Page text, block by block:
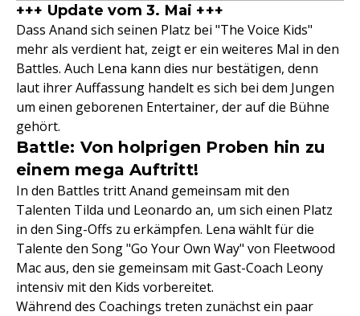
+++ Update vom 3. Mai +++
Dass Anand sich seinen Platz bei "The Voice Kids"
mehr als verdient hat, zeigt er ein weiteres Mal in den
Battles. Auch Lena kann dies nur bestätigen, denn
laut ihrer Auffassung handelt es sich bei dem Jungen
um einen geborenen Entertainer, der auf die Bühne
gehört.
Battle: Von holprigen Proben hin zu
einem mega Auftritt!
In den Battles tritt Anand gemeinsam mit den
Talenten Tilda und Leonardo an, um sich einen Platz
in den Sing-Offs zu erkämpfen. Lena wählt für die
Talente den Song "Go Your Own Way" von Fleetwood
Mac aus, den sie gemeinsam mit Gast-Coach Leony
intensiv mit den Kids vorbereitet.
Während des Coachings treten zunächst ein paar